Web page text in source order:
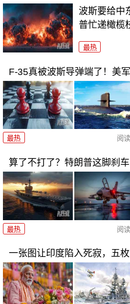
波斯要给中
普忙递橄榄
最热
F-35真被波斯导弹端了！美
最热 阅读
算了不打了？特朗普这脚刹
最热 阅读
一张图让印度陷入死寂，五